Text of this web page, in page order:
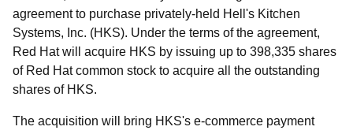
agreement to purchase privately-held Hell's Kitchen
Systems, Inc. (HKS). Under the terms of the agreement,
Red Hat will acquire HKS by issuing up to 398,335 shares
of Red Hat common stock to acquire all the outstanding
shares of HKS.
The acquisition will bring HKS's e-commerce payment